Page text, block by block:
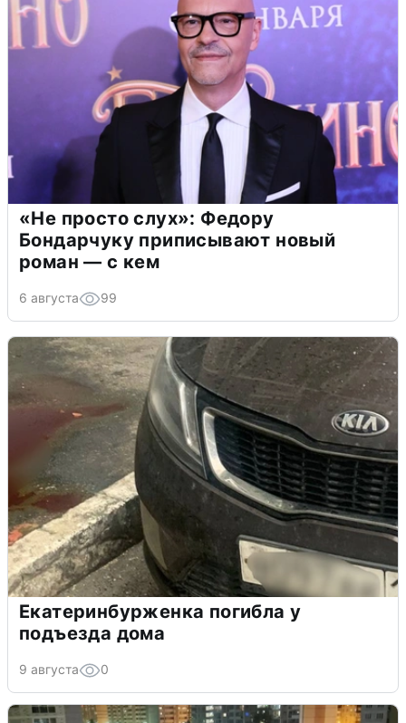
«Не просто слух»: Федору
Бондарчуку приписывают новый
роман — с кем
6 августа 99
Екатеринбурженка погибла у
подъезда дома
9 августа 0